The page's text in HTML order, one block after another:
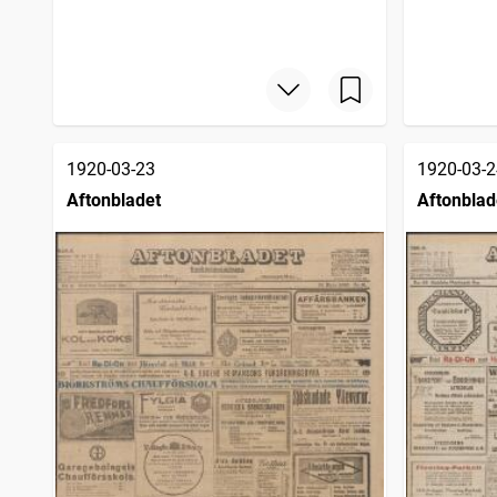
1920-03-23
Aftonbladet
1920-03-